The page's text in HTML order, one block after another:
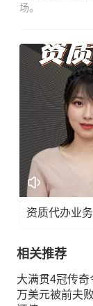
场。
资质代办业
相关推荐
大满贯4冠传
万美元被前夫